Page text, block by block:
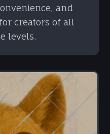
and
creators of all
levels.